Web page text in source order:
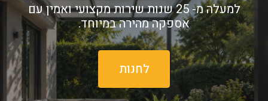
למעלה מ- 25 שנות שירות מקצועי ואמין עם
אספקה מהירה במיוחד.
לחנות